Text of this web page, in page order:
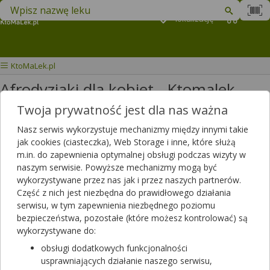
lokalizację
Znajdź lek w swojej okolicy
KtoMaLek.pl
Afrodyzjaki dla kobiet - Ktomalek
Wybierz grupę produktów
Afrodyzjaki dla kobietto preparaty, które pozwalają zwiększyć
przyjemność czerpaną ze zbliżenia intymnego z partnerem.
Dostępne na rynku aptecznym środki mają właściwości stymulujące:
doskonale wspierają funkcjonowanie narządów płciowych, a także
skutecznie wspomagają ich ukrwienie oraz witalność. W tej kategorii
można znaleźć suplementy diety poprawiające libido w formie
tabletek (np. Prolibid Femina, Erotic dla kobiet, Avenea Essence,
witamin i mikroelementów wspomagają aktywność seksualną u
kobiet, pozwalając czerpać radość z intymnych zbliżeń z partnerem.
Twoja prywatność jest dla nas ważna
Nasz serwis wykorzystuje mechanizmy między innymi takie
jak cookies (ciasteczka), Web Storage i inne, które służą
m.in. do zapewnienia optymalnej obsługi podczas wizyty w
naszym serwisie. Powyższe mechanizmy mogą być
wykorzystywane przez nas jak i przez naszych partnerów.
Część z nich jest niezbędna do prawidłowego działania
serwisu, w tym zapewnienia niezbędnego poziomu
bezpieczeństwa, pozostałe (które możesz kontrolować) są
wykorzystywane do:
obsługi dodatkowych funkcjonalności
usprawniających działanie naszego serwisu,